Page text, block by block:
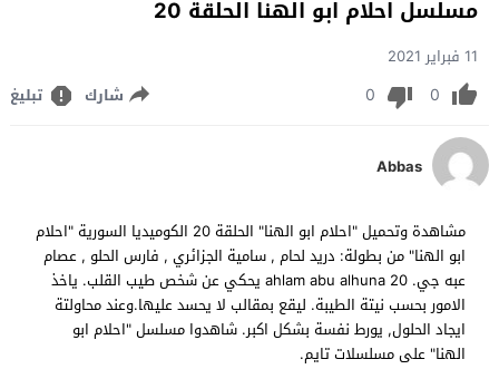
مسلسل احلام ابو الهنا الحلقة 20
11 فبراير 2021
0
0 شارك تبليغ
Abbas
مشاهدة وتحميل "احلام ابو الهنا" الحلقة 20 الكوميديا السورية "احلام
ابو الهنا" من بطولة: دريد لحام , سامية الجزائري , فارس الحلو , عصام
عبه جي. ahlam abu alhuna 20 يحكي عن شخص طيب القلب. ياخذ
الامور بحسب نيتة الطيبة. ليقع بمقالب لا يحسد عليها.وعند محاولتة
ايجاد الحلول, يورط نفسة بشكل اكبر. شاهدوا مسلسل "احلام ابو
الهنا" على مسلسلات تايم.